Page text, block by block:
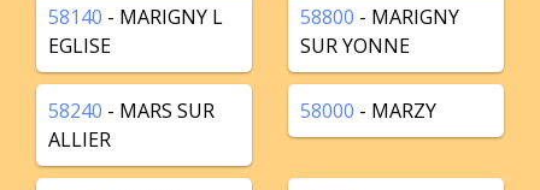
58140 - MARIGNY L
EGLISE
58800 - MARIGNY
SUR YONNE
58240 - MARS SUR
ALLIER
58000 - MARZY